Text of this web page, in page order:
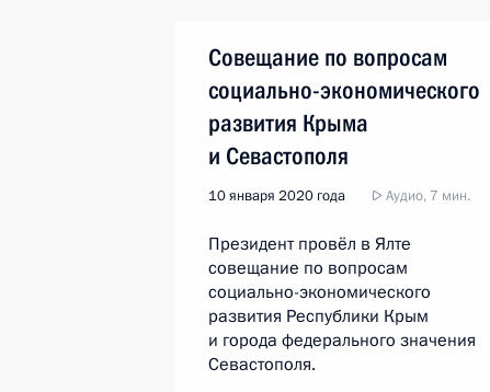
Совещание по вопросам
социально-экономического
развития Крыма
и Севастополя
10 января 2020 года Аудио, 7 мин.
Президент провёл в Ялте
совещание по вопросам
социально-экономического
развития Республики Крым
и города федерального значения
Севастополя.